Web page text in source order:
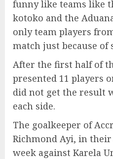
funny like teams like
kotoko and the
only team players
match just because of
After the first half of
presented 11 players
did not get the result
each side.
The goalkeeper of
Richmond Ayi, in
week against Karela